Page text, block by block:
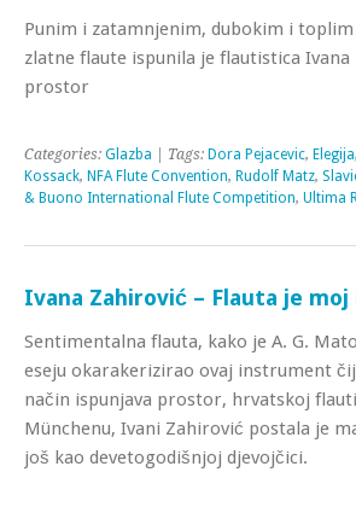
Punim i zatamnjenim, dubokim i
zlatne flaute ispunila je flautistica
prostor
Categories: Glazba | Tags: Dora Pejacevic, Elegija,
Kossack, NFA Flute Convention, Rudolf Matz,
& Buono International Flute Competition, Ultima
Ivana Zahirović – Flauta je
Sentimentalna flauta, kako je A. G.
eseju okarakerizirao ovaj instrument
način ispunjava prostor, hrvatskoj
Münchenu, Ivani Zahirović postala je
još kao devetogodišnjoj djevojčici.